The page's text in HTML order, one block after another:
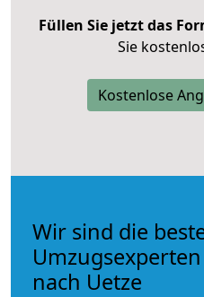
Füllen Sie jetzt das
Sie
Kostenlose
Wir sind die
nach Uetze